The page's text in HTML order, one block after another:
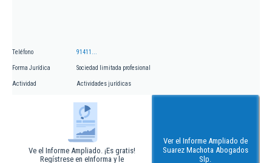
Teléfono 91411...
Forma Jurídica Sociedad limitada profesional
Actividad Actividades jurídicas
Ve el Informe Ampliado. ¡Es gratis!
Regístrese en eInforma y le
Ver el Informe Ampliado de
Suarez Machota Abogados
Slp.